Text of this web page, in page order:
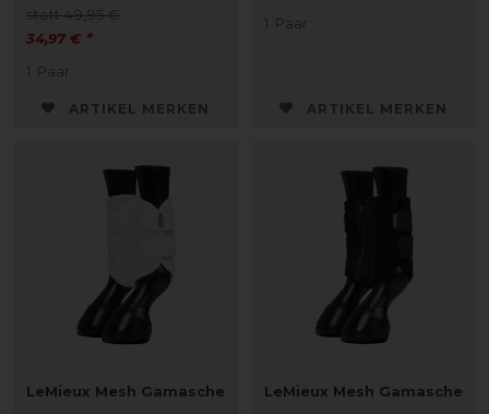
statt 49,95 €
34,97 € *
1 Paar
ARTIKEL MERKEN
1 Paar
ARTIKEL MERKEN
LeMieux Mesh Gamasche LeMieux Mesh Gamasche